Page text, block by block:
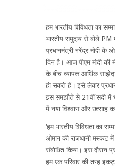
हम भारतीय विविधता का
भारतीय समुदाय से बोले PM
प्रधानमंत्री नरेंद्र मोदी के
दिन है। आज पीएम मोदी की
के बीच व्यापक आर्थिक
हो सकते हैं। इसे लेकर
इस समझौते से 21वीं सदी में
में नया विश्वास और उत्साह
‘हम भारतीय विविधता का
ओमान की राजधानी मस्कट में
संबोधित किया। इस दौरान
हम एक परिवार की तरह